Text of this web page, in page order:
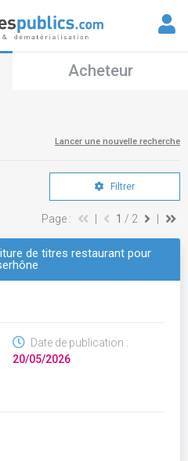
Acheteur
Lancer une nouvelle recherche
Filtrer
Page : 1 / 2
de titres restaurant pour
Date de publication :
20/05/2026